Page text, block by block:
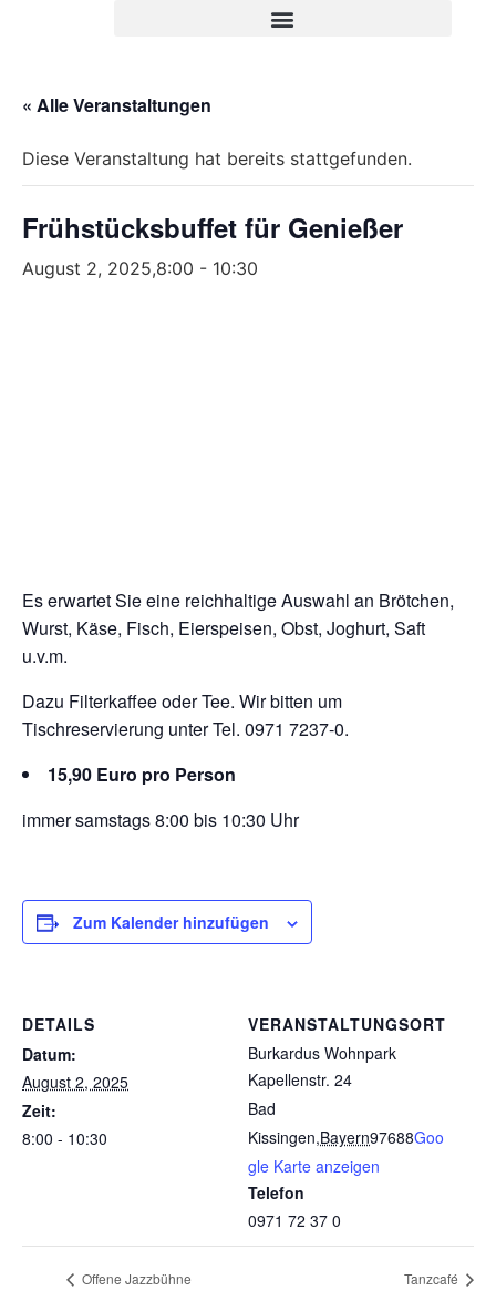
« Alle Veranstaltungen
Diese Veranstaltung hat bereits stattgefunden.
Frühstücksbuffet für Genießer
August 2, 2025,8:00 - 10:30
Es erwartet Sie eine reichhaltige Auswahl an Brötchen,
Wurst, Käse, Fisch, Eierspeisen, Obst, Joghurt, Saft
u.v.m.
Dazu Filterkaffee oder Tee. Wir bitten um
Tischreservierung unter Tel. 0971 7237-0.
15,90 Euro pro Person
immer samstags 8:00 bis 10:30 Uhr
Zum Kalender hinzufügen
DETAILS
Datum:
August 2, 2025
Zeit:
8:00 - 10:30
VERANSTALTUNGSORT
Burkardus Wohnpark
Kapellenstr. 24
Bad
Kissingen,Bayern97688Goo
gle Karte anzeigen
Telefon
0971 72 37 0
Offene Jazzbühne Tanzcafé